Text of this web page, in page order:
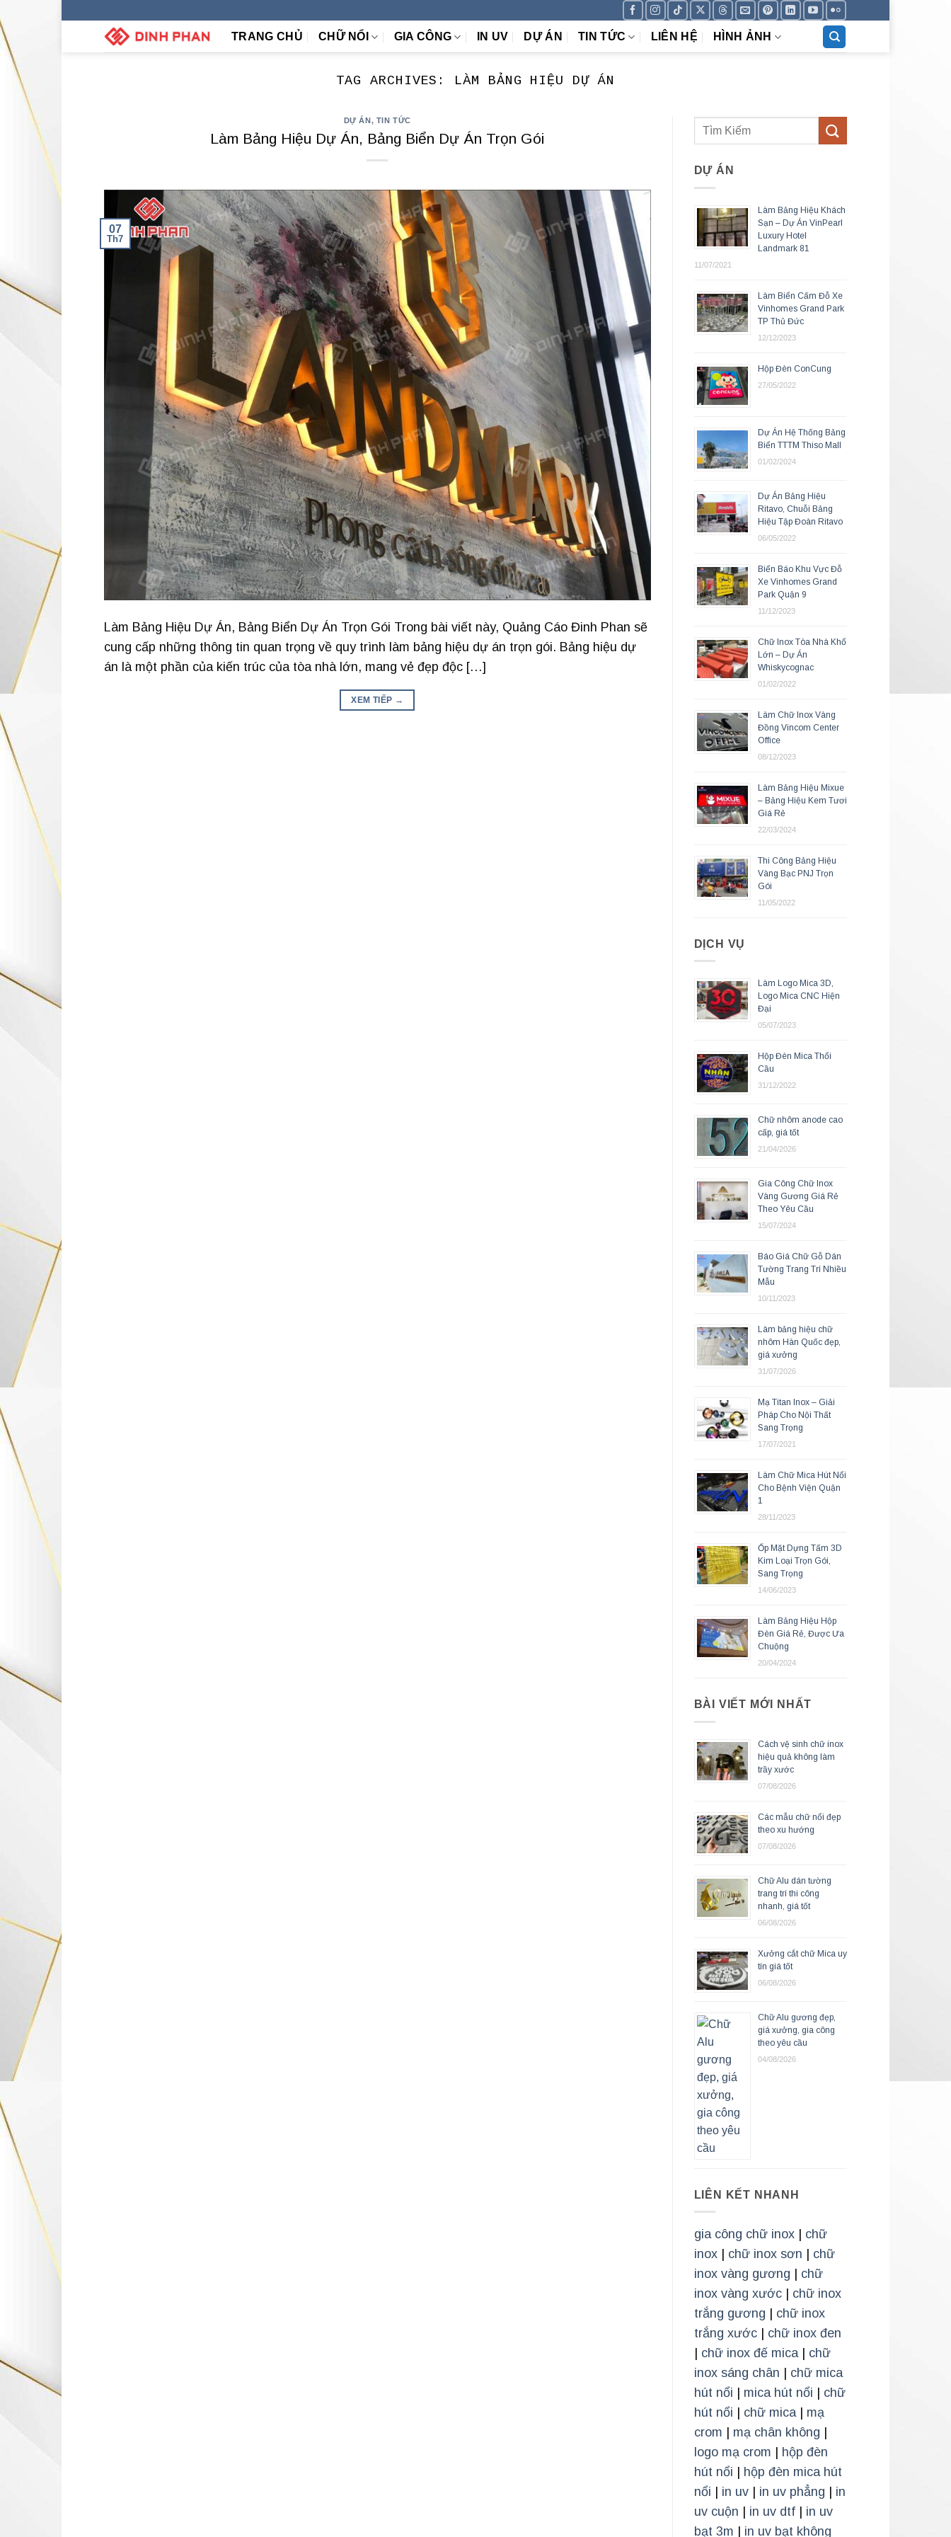
TRANG CHỦ CHỮ NỔI GIA CÔNG IN UV DỰ ÁN TIN TỨC LIÊN HỆ HÌNH ẢNH
TAG ARCHIVES: LÀM BẢNG HIỆU DỰ ÁN
DỰ ÁN , TIN TỨC
Làm Bảng Hiệu Dự Án, Bảng Biển Dự Án Trọn Gói
07
Th7
Làm Bảng Hiệu Dự Án, Bảng Biển Dự Án Trọn Gói Trong bài viết này, Quảng Cáo Đinh Phan sẽ
cung cấp những thông tin quan trọng về quy trình làm bảng hiệu dự án trọn gói. Bảng hiệu dự
án là một phần của kiến trúc của tòa nhà lớn, mang vẻ đẹp độc […]
XEM TIẾP →
DỰ ÁN
Làm Bảng Hiệu Khách
Sạn – Dự Án VinPearl
Luxury Hotel
Landmark 81
11/07/2021
Làm Biển Cấm Đỗ Xe
Vinhomes Grand Park
TP Thủ Đức
12/12/2023
Hộp Đèn ConCung
27/05/2022
Dự Án Hệ Thống Bảng
Biển TTTM Thiso Mall
01/02/2024
Dự Án Bảng Hiệu
Ritavo, Chuỗi Bảng
Hiệu Tập Đoàn Ritavo
06/05/2022
Biển Báo Khu Vực Đỗ
Xe Vinhomes Grand
Park Quận 9
11/12/2023
Chữ Inox Tòa Nhà Khổ
Lớn – Dự Án
Whiskycognac
01/02/2022
Làm Chữ Inox Vàng
Đồng Vincom Center
Office
08/12/2023
Làm Bảng Hiệu Mixue
– Bảng Hiệu Kem Tươi
Giá Rẻ
22/03/2024
Thi Công Bảng Hiệu
Vàng Bạc PNJ Trọn
Gói
11/05/2022
DỊCH VỤ
Làm Logo Mica 3D,
Logo Mica CNC Hiện
Đại
05/07/2023
Hộp Đèn Mica Thổi
Cầu
31/12/2022
Chữ nhôm anode cao
cấp, giá tốt
21/04/2026
Gia Công Chữ Inox
Vàng Gương Giá Rẻ
Theo Yêu Cầu
15/07/2024
Báo Giá Chữ Gỗ Dán
Tường Trang Trí Nhiều
Mẫu
10/11/2023
Làm bảng hiệu chữ
nhôm Hàn Quốc đẹp,
giá xưởng
31/07/2026
Mạ Titan Inox – Giải
Pháp Cho Nội Thất
Sang Trọng
17/07/2021
Làm Chữ Mica Hút Nổi
Cho Bệnh Viện Quận
1
28/11/2023
Ốp Mặt Dựng Tấm 3D
Kim Loại Trọn Gói,
Sang Trọng
14/06/2023
Làm Bảng Hiệu Hộp
Đèn Giá Rẻ, Được Ưa
Chuộng
20/04/2024
BÀI VIẾT MỚI NHẤT
Cách vệ sinh chữ inox
hiệu quả không làm
trầy xước
07/08/2026
Các mẫu chữ nổi đẹp
theo xu hướng
07/08/2026
Chữ Alu dán tường
trang trí thi công
nhanh, giá tốt
06/08/2026
Xưởng cắt chữ Mica uy
tín giá tốt
06/08/2026
Chữ Alu gương đẹp,
giá xưởng, gia công
theo yêu cầu
04/08/2026
LIÊN KẾT NHANH
gia công chữ inox| chữ
inox| chữ inox sơn
chữ
inox vàng gương
chữ
inox vàng xước| chữ inox
trắng gương
chữ inox
trắng xước| chữ inox đen
chữ inox đế mica| chữ
inox sáng chân
chữ mica
hút nổi
mica hút nổi
chữ
hút nổi
chữ mica| mạ
crom
mạ chân không
logo mạ crom
hộp đèn
hút nổi
hộp đèn mica hút
nổi
in uv| in uv phẳng
in
uv cuộn
in uv dtf| in uv
bạt 3m
in uv bạt không